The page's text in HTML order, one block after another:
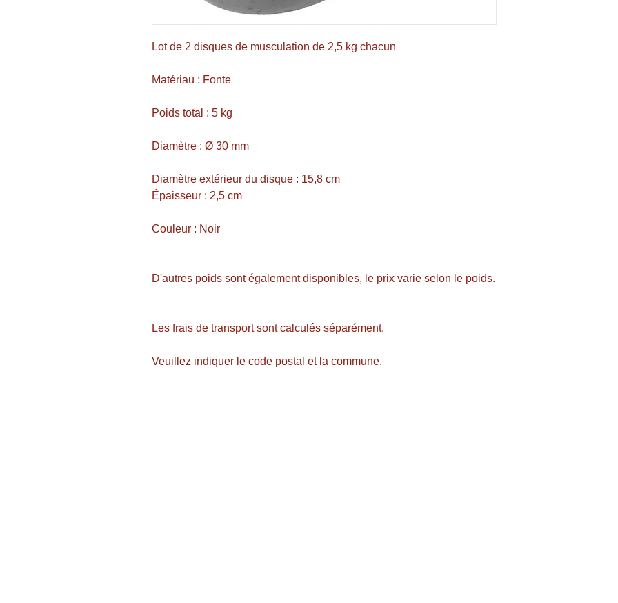
Lot de 2 disques de musculation de 2,5 kg chacun
Matériau : Fonte
Poids total : 5 kg
Diamètre : Ø 30 mm
Diamètre extérieur du disque : 15,8 cm
Épaisseur : 2,5 cm
Couleur : Noir
D'autres poids sont également disponibles, le prix varie selon le poids.
Les frais de transport sont calculés séparément.
Veuillez indiquer le code postal et la commune.